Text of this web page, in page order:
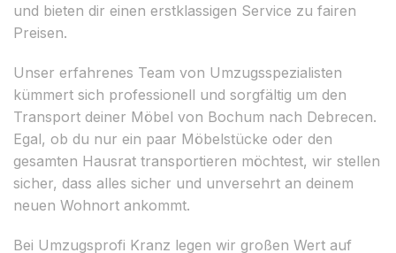
und bieten dir einen erstklassigen Service zu fairen
Preisen.
Unser erfahrenes Team von Umzugsspezialisten
kümmert sich professionell und sorgfältig um den
Transport deiner Möbel von Bochum nach Debrecen.
Egal, ob du nur ein paar Möbelstücke oder den
gesamten Hausrat transportieren möchtest, wir stellen
sicher, dass alles sicher und unversehrt an deinem
neuen Wohnort ankommt.
Bei Umzugsprofi Kranz legen wir großen Wert auf